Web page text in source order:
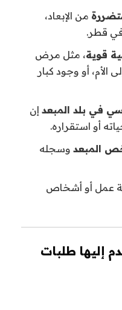
من الإبعاد،
في قطر.
قوية، مثل مرض
الأم، أو وجود كبار
في بلد المبعد إن
أو استقراره.
المبعد وسجله
عمل أو أشخاص
إليها طلبات